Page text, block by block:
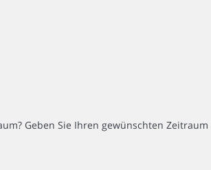
Geben Sie Ihren gewünschten